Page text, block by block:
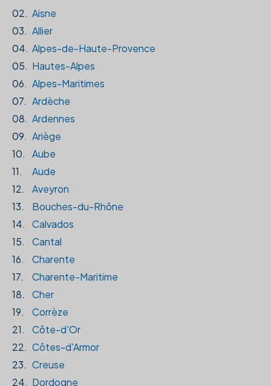
02. Aisne
03. Allier
04. Alpes-de-Haute-Provence
05. Hautes-Alpes
06. Alpes-Maritimes
07. Ardèche
08. Ardennes
09. Ariège
10.
Aube
11.
Aude
12.
Aveyron
13.
Bouches-du-Rhône
14.
Calvados
15.
Cantal
16.
Charente
17.
Charente-Maritime
18.
Cher
19.
Corrèze
21.
Côte-d'Or
22. Côtes-d'Armor
23. Creuse
24. Dordogne